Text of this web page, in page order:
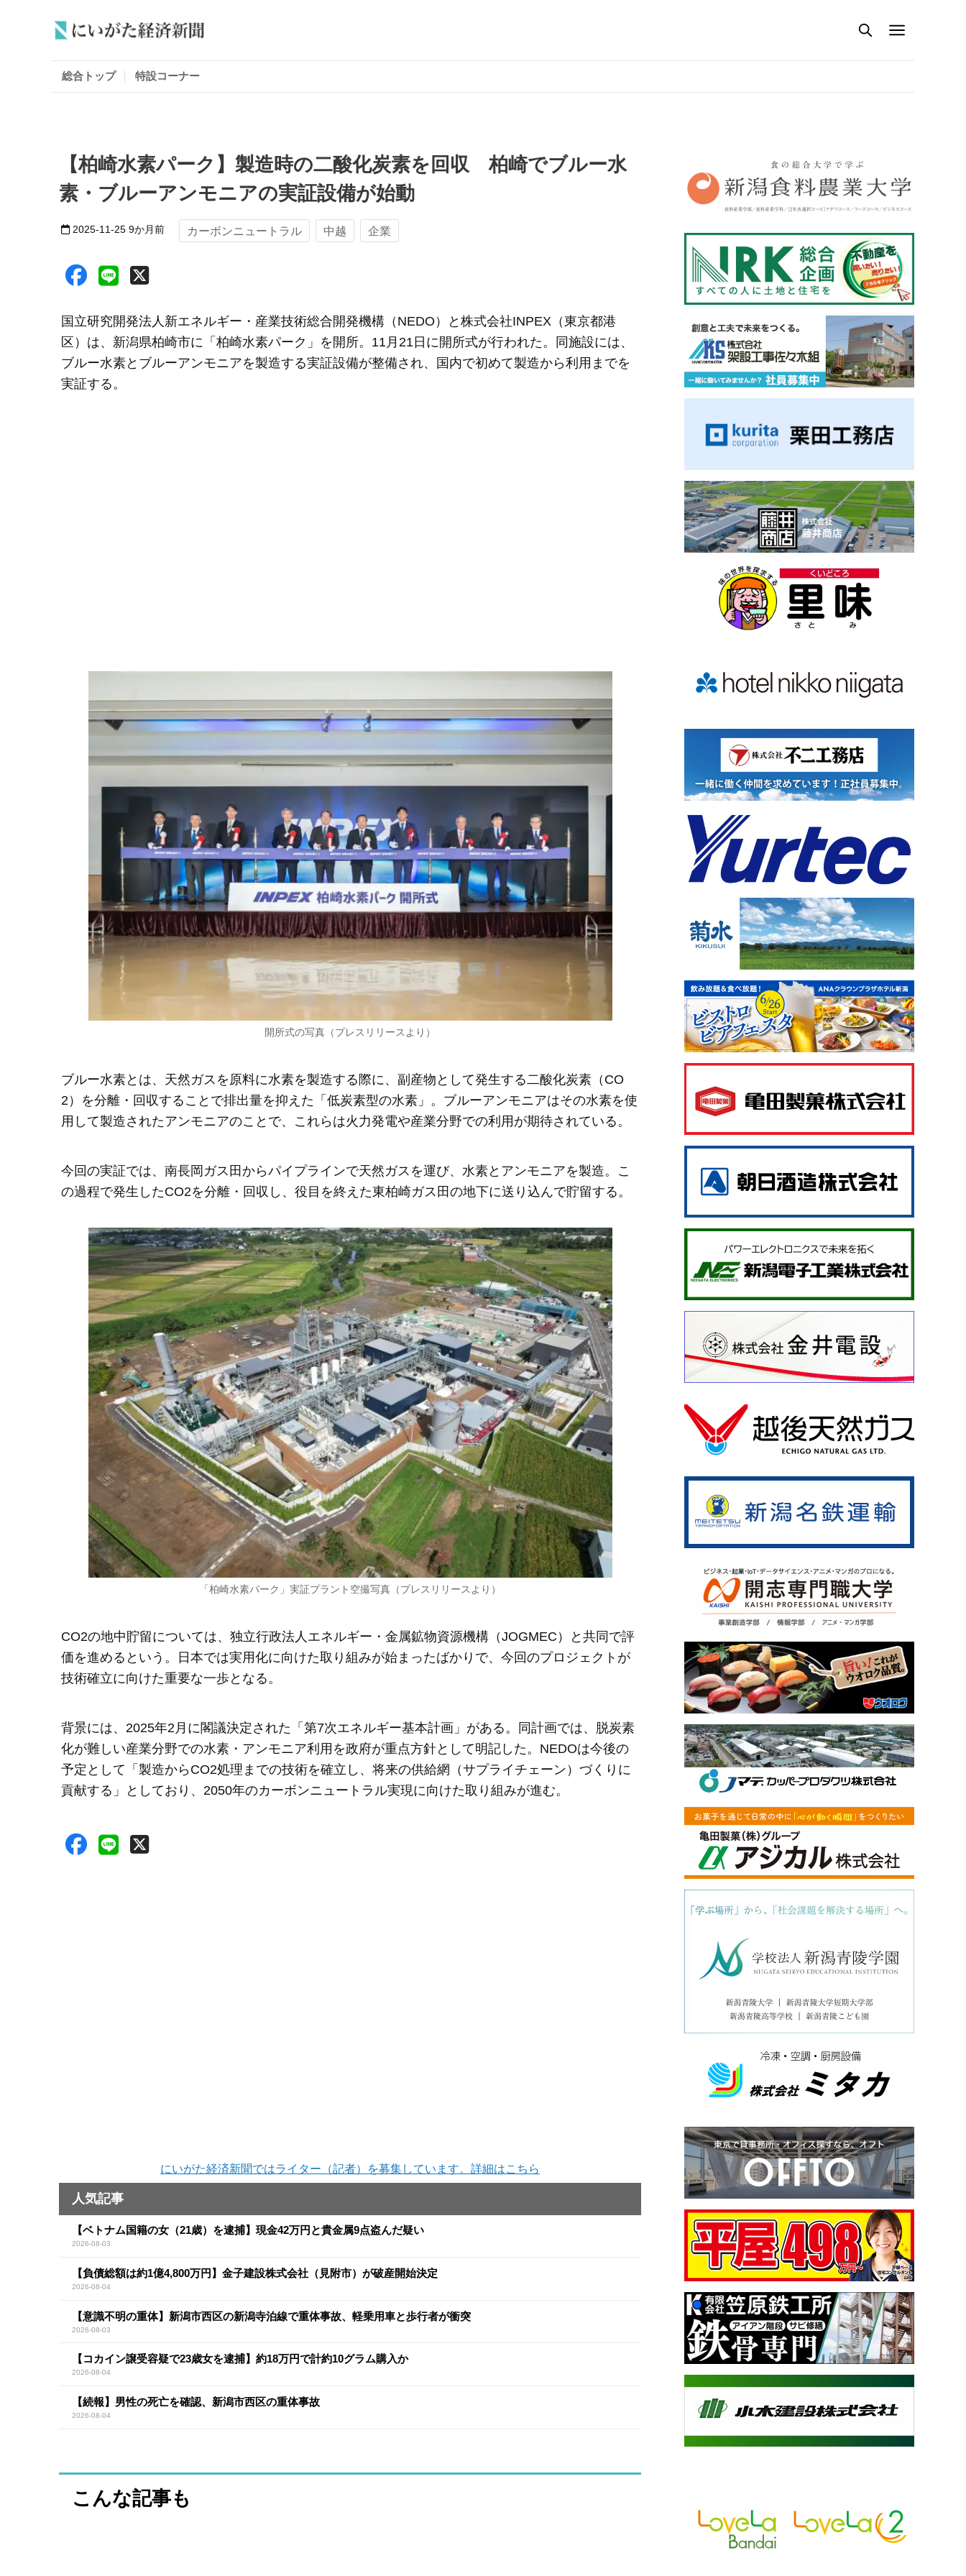
総合トップ 特設コーナー
【柏崎水素パーク】製造時の二酸化炭素を回収 柏崎でブルー水
素・ブルーアンモニアの実証設備が始動
2025-11-25 9か月前 カーボンニュートラル 中越 企業
国立研究開発法人新エネルギー・産業技術総合開発機構（NEDO）と株式会社INPEX（東京都港
区）は、新潟県柏崎市に「柏崎水素パーク」を開所。11月21日に開所式が行われた。同施設には、
ブルー水素とブルーアンモニアを製造する実証設備が整備され、国内で初めて製造から利用までを
実証する。
開所式の写真（プレスリリースより）
ブルー水素とは、天然ガスを原料に水素を製造する際に、副産物として発生する二酸化炭素（CO
2）を分離・回収することで排出量を抑えた「低炭素型の水素」。ブルーアンモニアはその水素を使
用して製造されたアンモニアのことで、これらは火力発電や産業分野での利用が期待されている。
今回の実証では、南長岡ガス田からパイプラインで天然ガスを運び、水素とアンモニアを製造。こ
の過程で発生したCO2を分離・回収し、役目を終えた東柏崎ガス田の地下に送り込んで貯留する。
「柏崎水素パーク」実証プラント空撮写真（プレスリリースより）
CO2の地中貯留については、独立行政法人エネルギー・金属鉱物資源機構（JOGMEC）と共同で評
価を進めるという。日本では実用化に向けた取り組みが始まったばかりで、今回のプロジェクトが
技術確立に向けた重要な一歩となる。
背景には、2025年2月に閣議決定された「第7次エネルギー基本計画」がある。同計画では、脱炭素
化が難しい産業分野での水素・アンモニア利用を政府が重点方針として明記した。NEDOは今後の
予定として「製造からCO2処理までの技術を確立し、将来の供給網（サプライチェーン）づくりに
貢献する」としており、2050年のカーボンニュートラル実現に向けた取り組みが進む。
にいがた経済新聞ではライター（記者）を募集しています。詳細はこちら
人気記事
【ベトナム国籍の女（21歳）を逮捕】現金42万円と貴金属9点盗んだ疑い
2026-08-03
【負債総額は約1億4,800万円】金子建設株式会社（見附市）が破産開始決定
2026-08-04
【意識不明の重体】新潟市西区の新潟寺泊線で重体事故、軽乗用車と歩行者が衝突
2026-08-03
【コカイン譲受容疑で23歳女を逮捕】約18万円で計約10グラム購入か
2026-08-04
【続報】男性の死亡を確認、新潟市西区の重体事故
2026-08-04
こんな記事も